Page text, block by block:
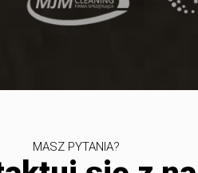
MASZ PYTANIA?